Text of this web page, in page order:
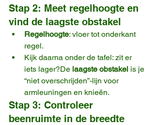
Stap 2: Meet regelhoogte en
vind de laagste obstakel
Regelhoogte: vloer tot onderkant
regel.
Kijk daarna onder de tafel: zit er
iets lager?De laagste obstakel is je
“niet overschrijden”-lijn voor
armleuningen en knieën.
Stap 3: Controleer
beenruimte in de breedte